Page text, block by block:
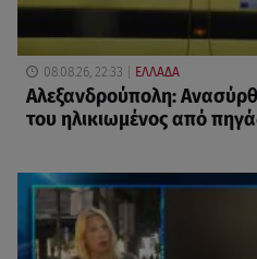
08.08.26, 22:33 ΕΛΛΑΔΑ
Αλεξανδρούπολη:
του ηλικιωμένος από